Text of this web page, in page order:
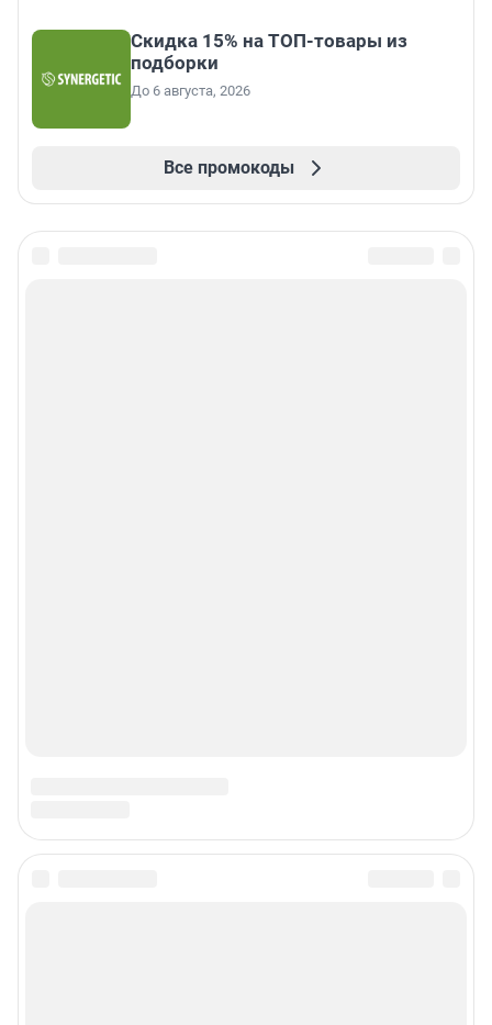
Скидка 15% на ТОП-товары из
подборки
До 6 августа, 2026
Все промокоды